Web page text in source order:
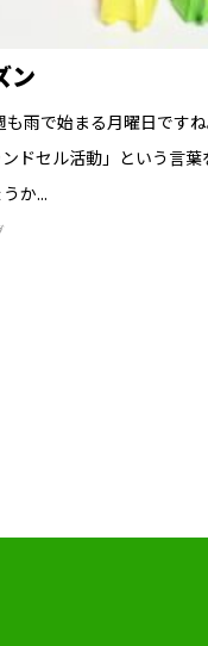
ン
も雨で始まる月曜日です
ドセル活動」という言葉
か...